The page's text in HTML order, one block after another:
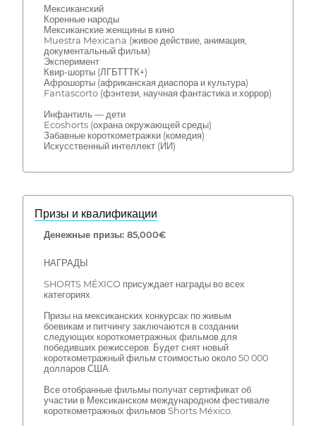
Мексиканский
Коренные народы
Мексиканские женщины в кино
Muestra Mexicana (живое действие, анимация,
документальный фильм)
Эксперимент
Квир-шорты (ЛГБТТТК+)
Афрошорты (африканская диаспора и культура)
Fantascorto (фэнтези, научная фантастика и хоррор)
Инфантиль — дети
Ecoshorts (охрана окружающей среды)
Забавные короткометражки (комедия)
Искусственный интеллект (ИИ)
Призы и квалификации
Денежные призы: 85,000€
НАГРАДЫ
SHORTS MÉXICO присуждает награды во всех
категориях.
Призы на мексиканских конкурсах по живым
боевикам и питчингу заключаются в создании
следующих короткометражных фильмов для
победивших режиссеров. Будет снят новый
короткометражный фильм стоимостью около 50 000
долларов США.
Все отобранные фильмы получат сертификат об
участии в Мексиканском международном фестивале
короткометражных фильмов Shorts México.